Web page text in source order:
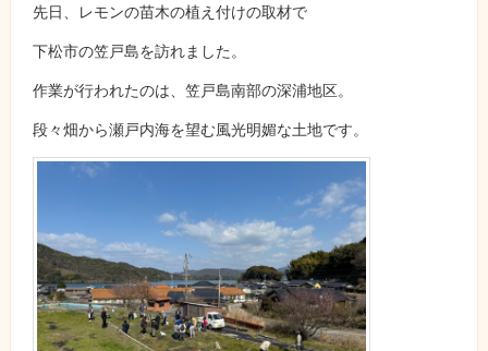
先日、レモンの苗木の植え付けの取材で
下松市の笠戸島を訪れました。
作業が行われたのは、笠戸島南部の深浦地区。
段々畑から瀬戸内海を望む風光明媚な土地です。